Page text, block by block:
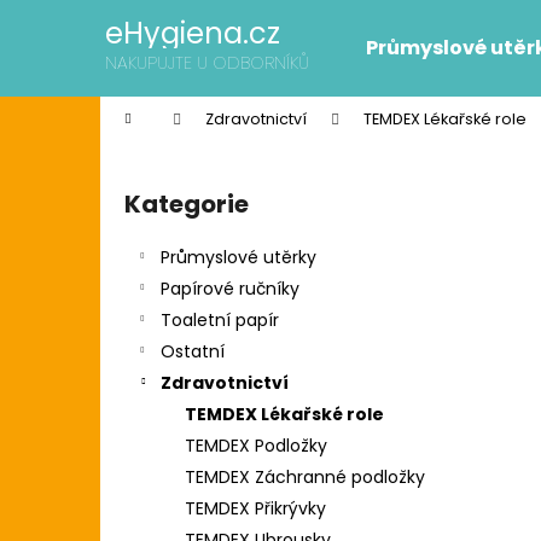
eHygiena.cz
NAKUPUJTE U ODBORNÍKŮ
Průmyslové
Domů Zdravotnictví TEMDEX Lékařské role
Přeskočit
kategorie
Kategorie
Průmyslové utěrky
Papírové ručníky
Toaletní papír
Ostatní
Zdravotnictví
TEMDEX Lékařské role
TEMDEX Podložky
TEMDEX Záchranné podložky
TEMDEX Přikrývky
í
Zpět
do
Zpět
do
SCOTT SLIMROLL PAPÍROVÉ RUČNÍKY
2 595 Kč
Původně: 2 626 Kč